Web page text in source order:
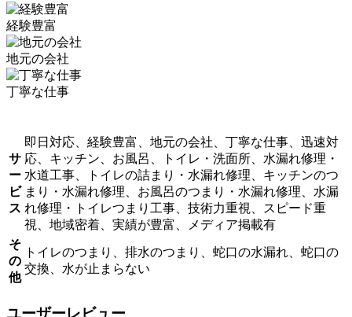
経験豊富
地元の会社
丁寧な仕事
サ
ー
ビ
ス
即日対応、経験豊富、地元の会社、丁寧な仕事、迅速対
応、キッチン、お風呂、トイレ・洗面所、水漏れ修理・
水道工事、トイレの詰まり・水漏れ修理、キッチンのつ
まり・水漏れ修理、お風呂のつまり・水漏れ修理、水漏
れ修理・トイレつまり工事、技術力重視、スピード重
視、地域密着、実績が豊富、メディア掲載有
そ
の
他
トイレのつまり、排水のつまり、蛇口の水漏れ、蛇口の
交換、水が止まらない
ユーザーレビュー